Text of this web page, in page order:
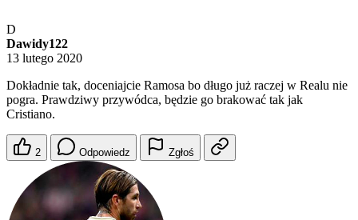
D
Dawidy122
13 lutego 2020
Dokładnie tak, doceniajcie Ramosa bo długo już raczej w Realu nie
pogra. Prawdziwy przywódca, będzie go brakować tak jak
Cristiano.
2 Odpowiedz Zgłoś